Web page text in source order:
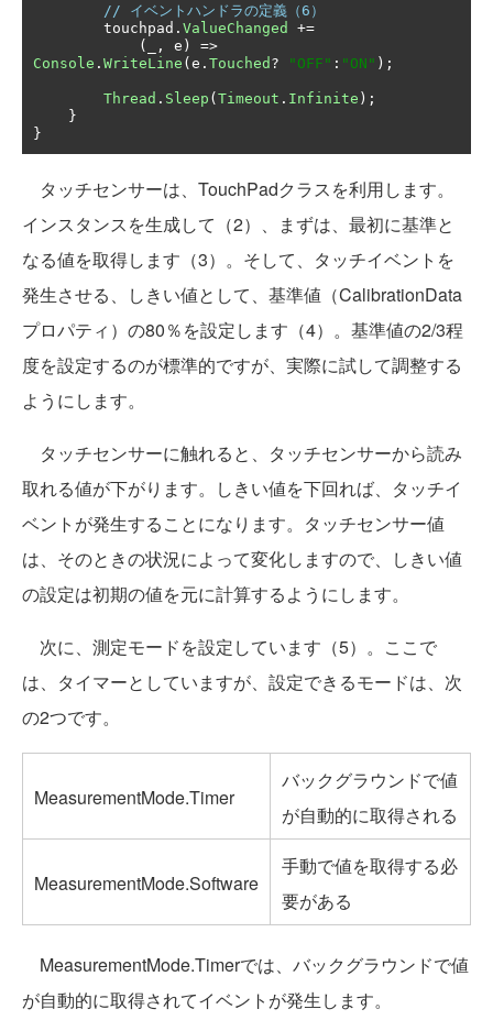
// イベントハンドラの定義（6）
        touchpad
. ValueChanged
+=
(
, e )
=>
Console . WriteLine ( e . Touched ? "OFF" : "ON" );
Thread . Sleep ( Timeout . Infinite );
}
}
タッチセンサーは、TouchPadクラスを利用します。
インスタンスを生成して（2）、まずは、最初に基準と
なる値を取得します（3）。そして、タッチイベントを
発生させる、しきい値として、基準値（CalibrationData
プロパティ）の80％を設定します（4）。基準値の2/3程
度を設定するのが標準的ですが、実際に試して調整する
ようにします。
タッチセンサーに触れると、タッチセンサーから読み
取れる値が下がります。しきい値を下回れば、タッチイ
ベントが発生することになります。タッチセンサー値
は、そのときの状況によって変化しますので、しきい値
の設定は初期の値を元に計算するようにします。
次に、測定モードを設定しています（5）。ここで
は、タイマーとしていますが、設定できるモードは、次
の2つです。
MeasurementMode.Timer
バックグラウンドで値
が自動的に取得される
MeasurementMode.Software
手動で値を取得する必
要がある
MeasurementMode.Timerでは、バックグラウンドで値
が自動的に取得されてイベントが発生します。